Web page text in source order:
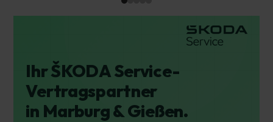
Ihr ŠKODA Service-
Vertragspartner
in Marburg & Gießen.